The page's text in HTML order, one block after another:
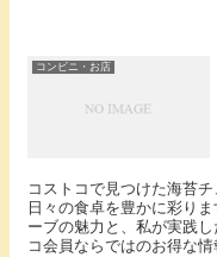
コンビニ・お店
コストコで見つけた海苔
日々の食卓を豊かに彩り
ーブの魅力と、私が実践
コ会員ならではのお得な情